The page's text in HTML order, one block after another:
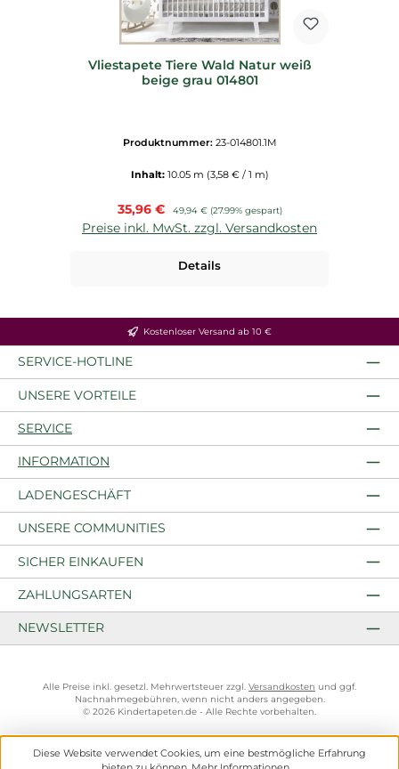
Vliestapete Tiere Wald Natur weiß
beige grau 014801
Produktnummer: 23-014801.1M
Inhalt: 10.05 m (3,58 € / 1 m)
Verkaufspreis:
35,96 € Regulärer Preis:
49,94 € (27.99% gespart)
Preise inkl. MwSt. zzgl. Versandkosten
Details
Kostenloser Versand ab 10 €
SERVICE-HOTLINE
UNSERE VORTEILE
SERVICE
INFORMATION
LADENGESCHÄFT
UNSERE COMMUNITIES
SICHER EINKAUFEN
ZAHLUNGSARTEN
NEWSLETTER
Alle Preise inkl. gesetzl. Mehrwertsteuer zzgl. Versandkosten und ggf.
Nachnahmegebühren, wenn nicht anders angegeben.
© 2026 Kindertapeten.de - Alle Rechte vorbehalten.
Diese Website verwendet Cookies, um eine bestmögliche Erfahrung